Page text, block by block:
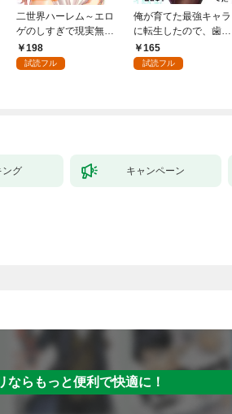
二世界ハーレム～エロ
ゲのしすぎで現実無双
～１198
試読フル
俺が育てた最強キャラ
に転生したので、歯向
かうヤツはすべてぶん
殴って生きる事にしま
165
試読フル
ング キャンペーン
ならもっと便利で快適に！